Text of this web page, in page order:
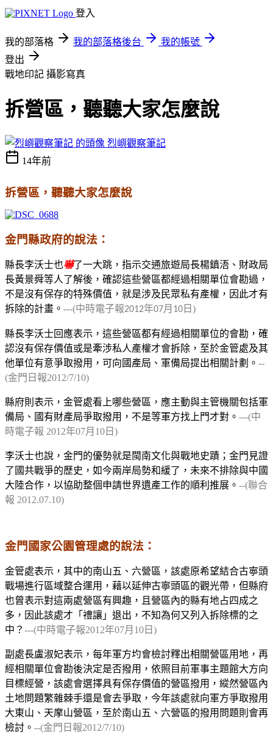
登入
我的部落格 我的部落格後台
我的帳號
登出
戰地印記 攝影寫真
拆營區，聽聽大家怎麼說
烈嶼觀察筆記
14年前
拆營區，聽聽大家怎麼說
金門縣政府的說法：
縣長李沃士也嚇了一大跳，指示交通旅遊局長楊鎮浯、財政局
長黃景舜等人了解後，確認這些營區都經過相關單位會勘過，
不是沒有保存的特殊價值，就是涉及民眾私有產權，因此才有
拆除的計畫 。 ---(中時電子報2012年07月 10 日)
縣長李沃士回應表示，這些營區都有經過相關單位的會勘，確
認沒有保存價值或是牽涉私人產權才會拆除，至於金管處及其
他單位有意爭取撥用，可向國產局、軍備局提出相關計劃。 --
(金門日報2012/7/10)
縣府則表示， 金管處看上哪些營區，應主動與主管機關包括軍
備局、國有財產局爭取撥用，不是等軍方找上門才對。 ---(中
時電子報 2012年07月 10 日)
李沃士也說，金門的優勢就是閩南文化與戰地史蹟；金門見證
了國共戰爭的歷史，如今兩岸局勢和緩了，未來不排除與中國
大陸合作，以協助整個申請世界遺產工作的順利推展。 --(聯合
報 2012.07.10)
金門國家公園管理處的說法：
金管處表示，其中的南山五、六營區，該處原希望結合古寧頭
戰場進行區域整合運用，藉以延伸古寧頭區的觀光帶，但縣府
也曾表示對這兩處營區有興趣，且營區內的縣有地占四成之
多，因此該處才「禮讓」退出，不知為何又列入拆除標的之
中？ ---(中時電子報2012年07月 10 日)
副處長盧淑妃表示，每年軍方圴會檢討釋出相關營區用地，再
經相關單位會勘後決定是否撥用，依照目前軍事主題館大方向
目標經營，該處會選擇具有保存價值的營區撥用，縱然營區內
土地問題繁雜棘手還是會去爭取，今年該處就向軍方爭取撥用
大東山、天摩山營區，至於南山五、六營區的撥用問題則會再
檢討。 --(金門日報2012/7/10)